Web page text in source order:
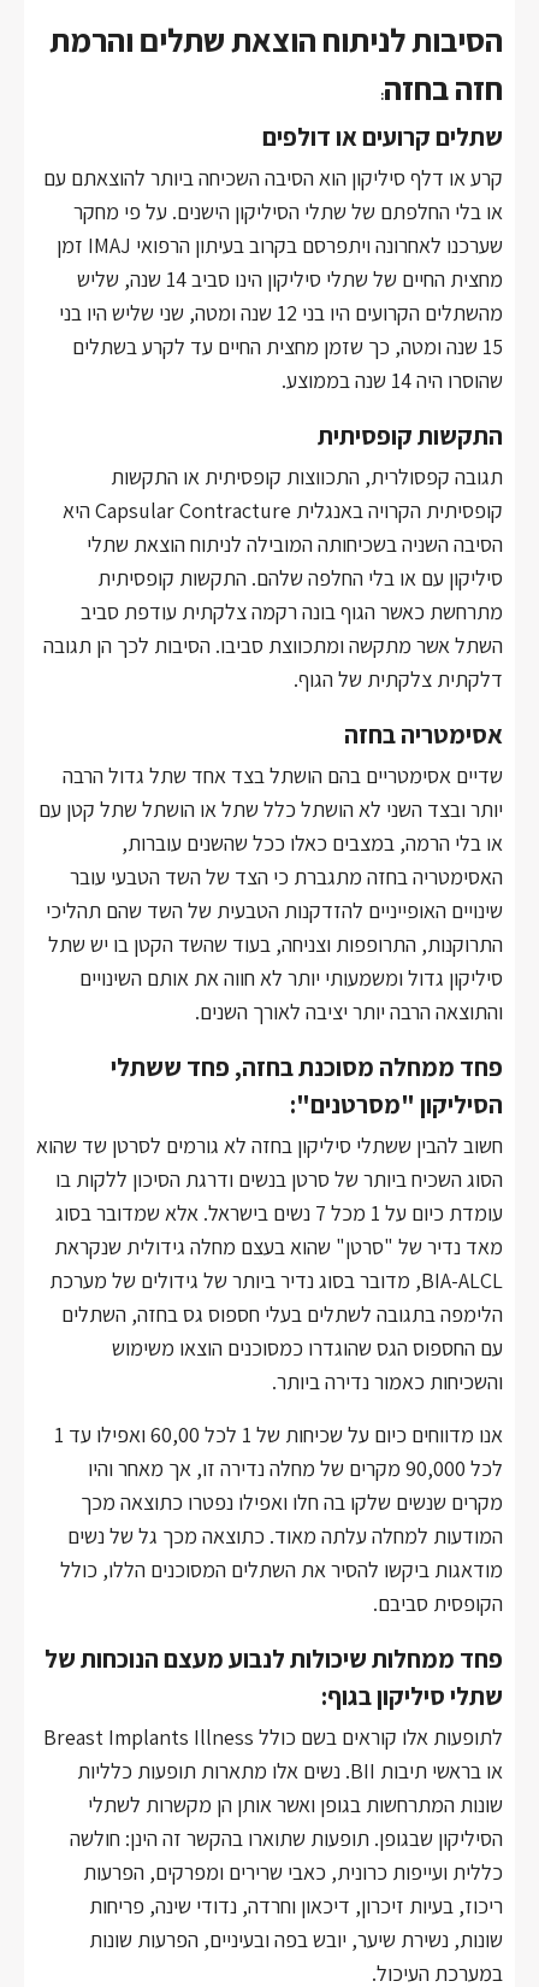
הסיבות לניתוח הוצאת שתלים והרמת
חזה בחזה:
שתלים קרועים או דולפים
קרע או דלף סיליקון הוא הסיבה השכיחה ביותר להוצאתם עם
או בלי החלפתם של שתלי הסיליקון הישנים. על פי מחקר
שערכנו לאחרונה ויתפרסם בקרוב בעיתון הרפואי IMAJ זמן
מחצית החיים של שתלי סיליקון הינו סביב 14 שנה, שליש
מהשתלים הקרועים היו בני 12 שנה ומטה, שני שליש היו בני
15 שנה ומטה, כך שזמן מחצית החיים עד לקרע בשתלים
שהוסרו היה 14 שנה בממוצע.
התקשות קופסיתית
תגובה קפסולרית, התכווצות קופסיתית או התקשות
קופסיתית הקרויה באנגלית Capsular Contracture היא
הסיבה השניה בשכיחותה המובילה לניתוח הוצאת שתלי
סיליקון עם או בלי החלפה שלהם. התקשות קופסיתית
מתרחשת כאשר הגוף בונה רקמה צלקתית עודפת סביב
השתל אשר מתקשה ומתכווצת סביבו. הסיבות לכך הן תגובה
דלקתית צלקתית של הגוף.
אסימטריה בחזה
שדיים אסימטריים בהם הושתל בצד אחד שתל גדול הרבה
יותר ובצד השני לא הושתל כלל שתל או הושתל שתל קטן עם
או בלי הרמה, במצבים כאלו ככל שהשנים עוברות,
האסימטריה בחזה מתגברת כי הצד של השד הטבעי עובר
שינויים האופייניים להזדקנות הטבעית של השד שהם תהליכי
התרוקנות, התרופפות וצניחה, בעוד שהשד הקטן בו יש שתל
סיליקון גדול ומשמעותי יותר לא חווה את אותם השינויים
והתוצאה הרבה יותר יציבה לאורך השנים.
פחד ממחלה מסוכנת בחזה, פחד ששתלי
הסיליקון "מסרטנים":
חשוב להבין ששתלי סיליקון בחזה לא גורמים לסרטן שד שהוא
הסוג השכיח ביותר של סרטן בנשים ודרגת הסיכון ללקות בו
עומדת כיום על 1 מכל 7 נשים בישראל. אלא שמדובר בסוג
מאד נדיר של "סרטן" שהוא בעצם מחלה גידולית שנקראת
BIA-ALCL, מדובר בסוג נדיר ביותר של גידולים של מערכת
הלימפה בתגובה לשתלים בעלי חספוס גס בחזה, השתלים
עם החספוס הגס שהוגדרו כמסוכנים הוצאו משימוש
והשכיחות כאמור נדירה ביותר.
אנו מדווחים כיום על שכיחות של 1 לכל 60,00 ואפילו עד 1
לכל 90,000 מקרים של מחלה נדירה זו, אך מאחר והיו
מקרים שנשים שלקו בה חלו ואפילו נפטרו כתוצאה מכך
המודעות למחלה עלתה מאוד. כתוצאה מכך גל של נשים
מודאגות ביקשו להסיר את השתלים המסוכנים הללו, כולל
הקופסית סביבם.
פחד ממחלות שיכולות לנבוע מעצם הנוכחות של
שתלי סיליקון בגוף:
לתופעות אלו קוראים בשם כולל Breast Implants Illness
או בראשי תיבות BII. נשים אלו מתארות תופעות כלליות
שונות המתרחשות בגופן ואשר אותן הן מקשרות לשתלי
הסיליקון שבגופן. תופעות שתוארו בהקשר זה הינן: חולשה
כללית ועייפות כרונית, כאבי שרירים ומפרקים, הפרעות
ריכוז, בעיות זיכרון, דיכאון וחרדה, נדודי שינה, פריחות
שונות, נשירת שיער, יובש בפה ובעיניים, הפרעות שונות
במערכת העיכול.